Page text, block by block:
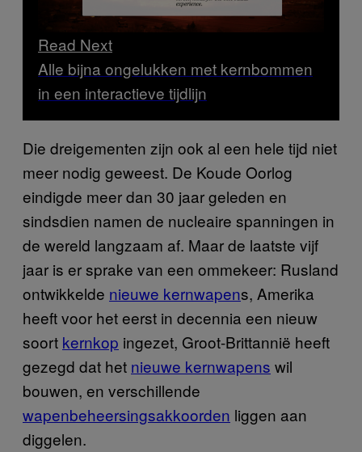
Read Next
Alle bijna ongelukken met kernbommen
in een interactieve tijdlijn
Die dreigementen zijn ook al een hele tijd niet
meer nodig geweest. De Koude Oorlog
eindigde meer dan 30 jaar geleden en
sindsdien namen de nucleaire spanningen in
de wereld langzaam af. Maar de laatste vijf
jaar is er sprake van een ommekeer: Rusland
ontwikkelde nieuwe kernwapens, Amerika
heeft voor het eerst in decennia een nieuw
soort kernkop ingezet, Groot-Brittannië heeft
gezegd dat het nieuwe kernwapens wil
bouwen, en verschillende
wapenbeheersingsakkoorden liggen aan
diggelen.